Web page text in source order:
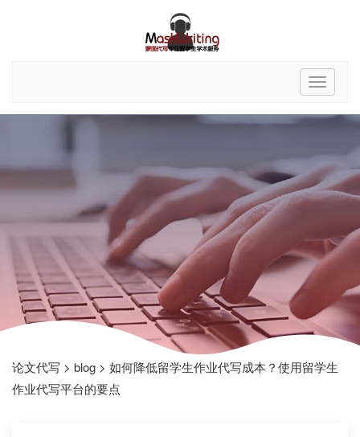
论文代写 > blog > 如何降低留学生作业代写成本？使用留学生
作业代写平台的要点